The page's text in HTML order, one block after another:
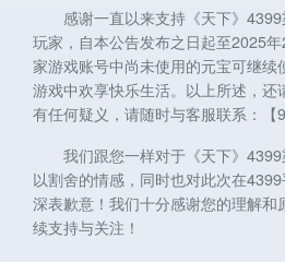
感谢一直以来支持《天下》4399
玩家，自本公告发布之日起至2025
家游戏账号中尚未使用的元宝可继续
游戏中欢享快乐生活。以上所述，还
有任何疑义，请随时与客服联系：【
我们跟您一样对于《天下》4399
以割舍的情感，同时也对此次在
深表歉意！我们十分感谢您的理解和
续支持与关注！
关注微博：网易天下手游